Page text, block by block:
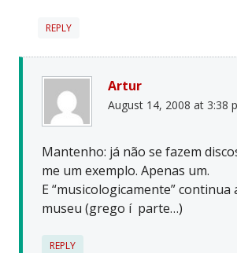
REPLY
Artur
August 14, 2008 at 3:38
Mantenho: já não se fazem
me um exemplo. Apenas um.
E “musicologicamente” continua
museu (grego í parte…)
REPLY